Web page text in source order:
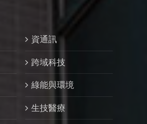
資通訊
跨域科技
綠能與環境
生技醫療